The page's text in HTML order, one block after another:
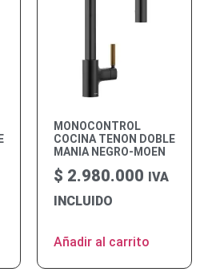
MONOCONTROL
COCINA TENON DOBLE
MANIA NEGRO-MOEN
$ 2.980.000 IVA
INCLUIDO
Añadir al carrito